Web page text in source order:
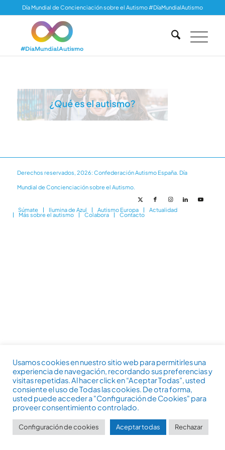
Día Mundial de Concienciación sobre el Autismo #DíaMundialAutismo
Derechos reservados, 2026: Confederación Autismo España. Día
Mundial de Concienciación sobre el Autismo.
Súmate Ilumina de Azul Autismo Europa Actualidad
Más sobre el autismo Colabora Contacto
Usamos cookies en nuestro sitio web para permitirles una
experiencia de navegación, recordando sus preferencias y
visitas repetidas. Al hacer click en “Aceptar Todas”, usted
consiente el uso de Todas las cookies. De otra forma,
usted puede acceder a "Configuración de Cookies" para
proveer consentimiento controlado.
Configuración de cookies Aceptar todas Rechazar